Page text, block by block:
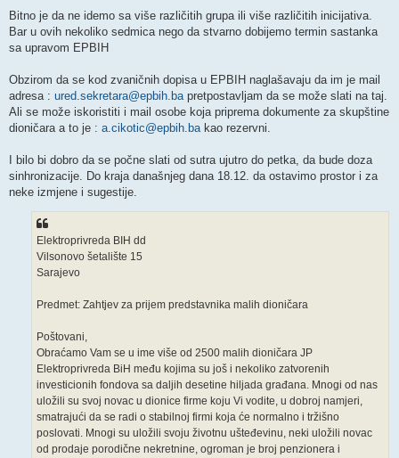
Bitno je da ne idemo sa više različitih grupa ili više različitih inicijativa.
Bar u ovih nekoliko sedmica nego da stvarno dobijemo termin sastanka
sa upravom EPBIH
Obzirom da se kod zvaničnih dopisa u EPBIH naglašavaju da im je mail
adresa : ured.sekretara@epbih.bapretpostavljam da se može slati na taj.
Ali se može iskoristiti i mail osobe koja priprema dokumente za skupštine
dioničara a to je : a.cikotic@epbih.bakao rezervni.
I bilo bi dobro da se počne slati od sutra ujutro do petka, da bude doza
sinhronizacije. Do kraja današnjeg dana 18.12. da ostavimo prostor i za
neke izmjene i sugestije.
Elektroprivreda BIH dd
Vilsonovo šetalište 15
Sarajevo
Predmet: Zahtjev za prijem predstavnika malih dioničara
Poštovani,
Obraćamo Vam se u ime više od 2500 malih dioničara JP
Elektroprivreda BiH među kojima su još i nekoliko zatvorenih
investicionih fondova sa daljih desetine hiljada građana. Mnogi od nas
uložili su svoj novac u dionice firme koju Vi vodite, u dobroj namjeri,
smatrajući da se radi o stabilnoj firmi koja će normalno i tržišno
poslovati. Mnogi su uložili svoju životnu ušteđevinu, neki uložili novac
od prodaje porodične nekretnine, ogroman je broj penzionera i